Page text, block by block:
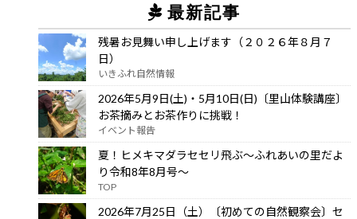
最新記事
残暑お見舞い申し上げます（２０２６年８月７
日）
いきふれ自然情報
2026年5月9日(土)・5月10日(日)〔里山体験講座〕
お茶摘みとお茶作りに挑戦！
イベント報告
夏！ヒメキマダラセセリ飛ぶ～ふれあいの里だよ
り令和8年8月号～
TOP
2026年7月25日（土）〔初めての自然観察会〕セ